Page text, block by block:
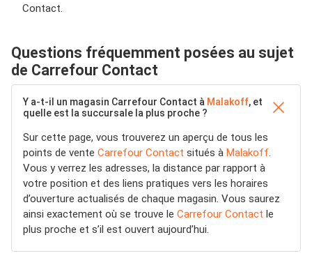
Contact.
Questions fréquemment posées au sujet
de Carrefour Contact
Y a-t-il un magasin Carrefour Contact à Malakoff, et
quelle est la succursale la plus proche ?
Sur cette page, vous trouverez un aperçu de tous les
points de vente Carrefour Contact situés à Malakoff.
Vous y verrez les adresses, la distance par rapport à
votre position et des liens pratiques vers les horaires
d’ouverture actualisés de chaque magasin. Vous saurez
ainsi exactement où se trouve le Carrefour Contact le
plus proche et s’il est ouvert aujourd’hui.